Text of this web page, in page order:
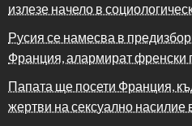
излезе начело в
Русия се намесва в
Франция, алармират френски
Папата ще посети Франция,
жертви на сексуално насилие